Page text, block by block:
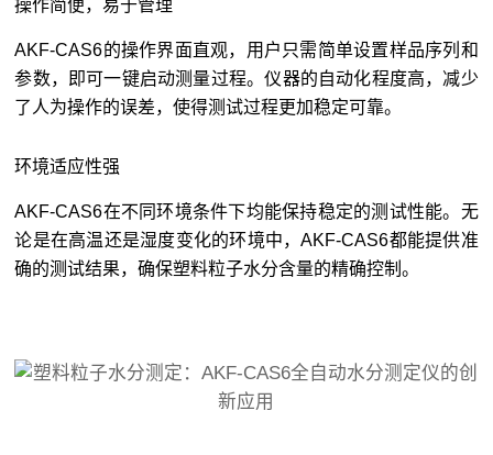
操作简便，易于管理
AKF-CAS6的操作界面直观，用户只需简单设置样品序列和
参数，即可一键启动测量过程。仪器的自动化程度高，减少
了人为操作的误差，使得测试过程更加稳定可靠。
环境适应性强
AKF-CAS6在不同环境条件下均能保持稳定的测试性能。无
论是在高温还是湿度变化的环境中，AKF-CAS6都能提供准
确的测试结果，确保塑料粒子水分含量的精确控制。